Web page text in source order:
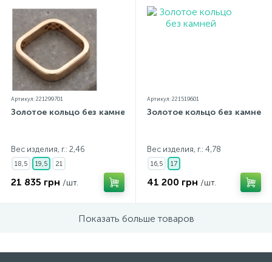
Артикул: 221299701
Золотое кольцо без камней
Вес изделия, г.: 2,46
18,5 19,5 21
21 835 грн /шт.
Артикул: 221519601
Золотое кольцо без камней
Вес изделия, г.: 4,78
16,5 17
41 200 грн /шт.
Показать больше товаров